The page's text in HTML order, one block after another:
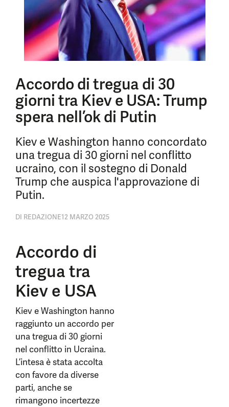
Accordo di tregua di 30
giorni tra Kiev e USA: Trump
spera nell’ok di Putin
Kiev e Washington hanno concordato
una tregua di 30 giorni nel conflitto
ucraino, con il sostegno di Donald
Trump che auspica l'approvazione di
Putin.
DI REDAZIONE12 MARZO 2025
Accordo di
tregua tra
Kiev e USA
Kiev e Washington hanno
raggiunto un accordo per
una tregua di 30 giorni
nel conflitto in Ucraina.
L’intesa è stata accolta
con favore da diverse
parti, anche se
rimangono incertezze